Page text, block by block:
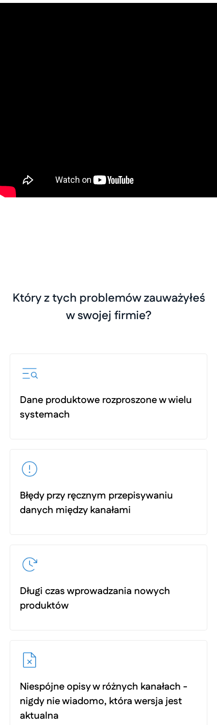
Który z tych problemów zauważyłeś
w swojej firmie?
Dane produktowe rozproszone w wielu
systemach
Błędy przy ręcznym przepisywaniu
danych między kanałami
Długi czas wprowadzania nowych
produktów
Niespójne opisy w różnych kanałach -
nigdy nie wiadomo, która wersja jest
aktualna